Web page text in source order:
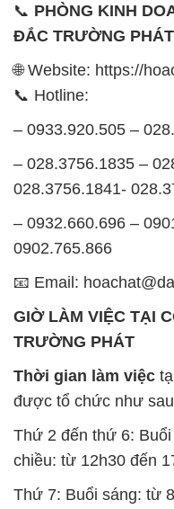
📞 PHÒNG KINH
ĐẮC TRƯỜNG PHÁT
🌐 Website: https://
📞 Hotline:
– 0933.920.505 –
– 028.3756.1835 –
028.3756.1841-
– 0932.660.696 –
0902.765.866
📧 Email:
GIỜ LÀM VIỆC TẠI
TRƯỜNG PHÁT
Thời gian làm việc
được tổ chức như
Thứ 2 đến thứ 6:
chiều: từ 12h30 đến
Thứ 7: Buổi sáng: từ